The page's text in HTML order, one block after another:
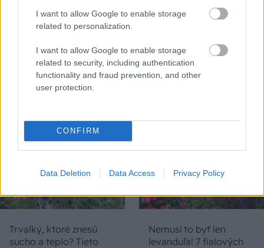
I want to allow Google to enable storage
related to personalization.
I want to allow Google to enable storage
related to security, including authentication
functionality and fraud prevention, and other
user protection.
CONFIRM
Data Deletion Data Access Privacy Policy
Chcete dominantu interiéru,
ktorá pritiahne pohľady?
orechové svietidlo
Prečo klasická
Trvalky, ktoré znesú
sucho a teplo? Tieto
Nemusí to byť len
levanduľa! 7 fialových